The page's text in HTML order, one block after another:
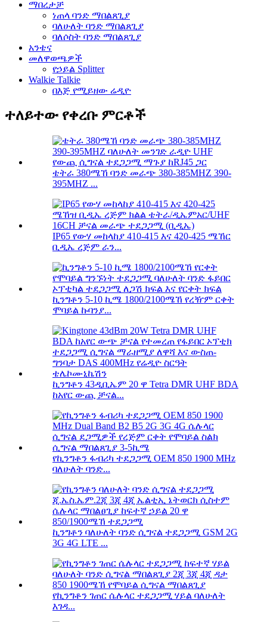
ማበረታቻ
ነጠላ ባንድ ማበልጸጊያ
ባለሁለት ባንድ ማበልጸጊያ
ባለሶስት ባንድ ማበልጸጊያ
አንቴና
መለዋወጫዎች
የኃይል Splitter
Walkie Talkie
በእጅ የሚይዘው ሬዲዮ
ተለይተው የቀረቡ ምርቶች
ቴትራ 380ሜኸ ባንድ መራጭ 380-385MHZ 390-
395MHZ ...
IP65 የውሃ መከላከያ 410-415 እና 420-425 ሜኸር
ቢዲኤ ረጅም ራን...
ኪንግቶን 5-10 ኪሜ 1800/2100ሜኸ የረዥም ርቀት
ሞባይል ኩባንያ...
ኪንግቶን 43ዲቢኤም 20 ዋ Tetra DMR UHF BDA
ከአየር ውጪ ቻናል...
የኪንግቶን ፋብሪካ ተደጋጋሚ OEM 850 1900 MHz
ባለሁለት ባንድ...
ኪንግቶን ባለሁለት ባንድ ሲግናል ተደጋጋሚ GSM 2G
3G 4G LTE ...
የኪንግቶን ገጠር ሴሉላር ተደጋጋሚ ሃይል ባለሁለት
እገዳ...